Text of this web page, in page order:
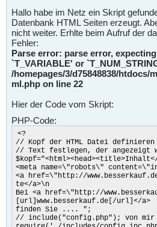
Hallo habe im Netz ein Skript
Datenbank HTML Seiten erzeugt.
nicht weiter. Erhlte beim Aufruf der
Fehler:
Parse error: parse error,
`T_VARIABLE' or
/homepages/3/d75848838/htdocs/
ml.php on line 22
Hier der Code vom Skript:
PHP-Code:
<?
// Kopf der HTML Datei definieren
// Text festlegen, der angezeigt
<meta name=\"robots\"
<a href=\"http://
te</a>\n
Bei <a href=\"http://
[url]www.besserkauf.de[/url]</a>
finden Sie .... ";
// include("config.php"); von mir